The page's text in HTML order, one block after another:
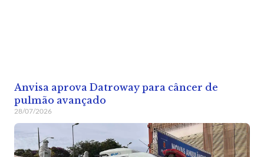
Anvisa aprova Datroway para câncer de
pulmão avançado
28/07/2026